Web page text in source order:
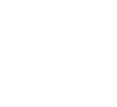
Granada despide con
Un futbolista de 24 años
por un rayo durante un
Muere un conductor tras
su turismo en la A-480 a la